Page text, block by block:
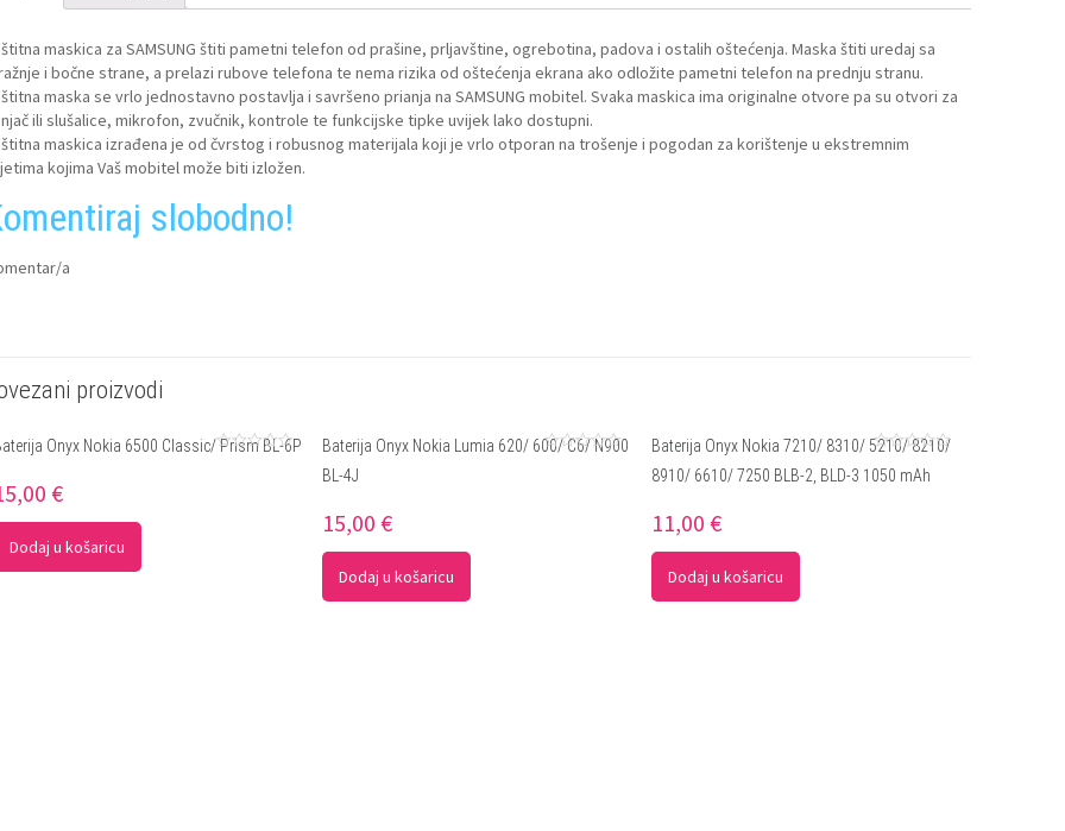
maskica za SAMSUNG štiti pametni telefon od prašine, prljavštine, ogrebotina, padova i ostalih oštećenja. Maska štiti uredaj sa
i bočne strane, a prelazi rubove telefona te nema rizika od oštećenja ekrana ako odložite pametni telefon na prednju stranu.
maska se vrlo jednostavno postavlja i savršeno prianja na SAMSUNG mobitel. Svaka maskica ima originalne otvore pa su otvori za
ili slušalice, mikrofon, zvučnik, kontrole te funkcijske tipke uvijek lako dostupni.
maskica izrađena je od čvrstog i robusnog materijala koji je vrlo otporan na trošenje i pogodan za korištenje u ekstremnim
kojima Vaš mobitel može biti izložen.
slobodno!
a
proizvodi
Onyx Nokia 6500 Classic/ Prism BL-6P
€
Dodaj u košaricu
Baterija Onyx Nokia Lumia 620/ 600/ C6/ N900
BL-4J
15,00 €
Dodaj u košaricu
Baterija Onyx Nokia 7210/ 8310/ 5210/ 8210/
8910/ 6610/ 7250 BLB-2, BLD-3 1050 mAh
0
11,00 €
Dodaj u košaricu